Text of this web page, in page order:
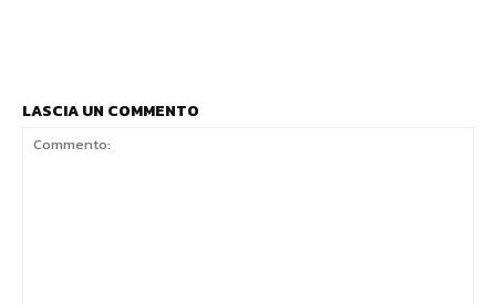
LASCIA UN COMMENTO